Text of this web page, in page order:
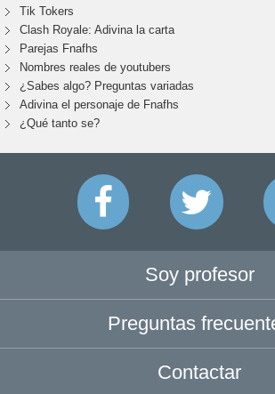
Tik Tokers
Clash Royale: Adivina la carta
Parejas Fnafhs
Nombres reales de youtubers
¿Sabes algo? Preguntas variadas
Adivina el personaje de Fnafhs
¿Qué tanto se?
Soy profesor
Preguntas
Contactar